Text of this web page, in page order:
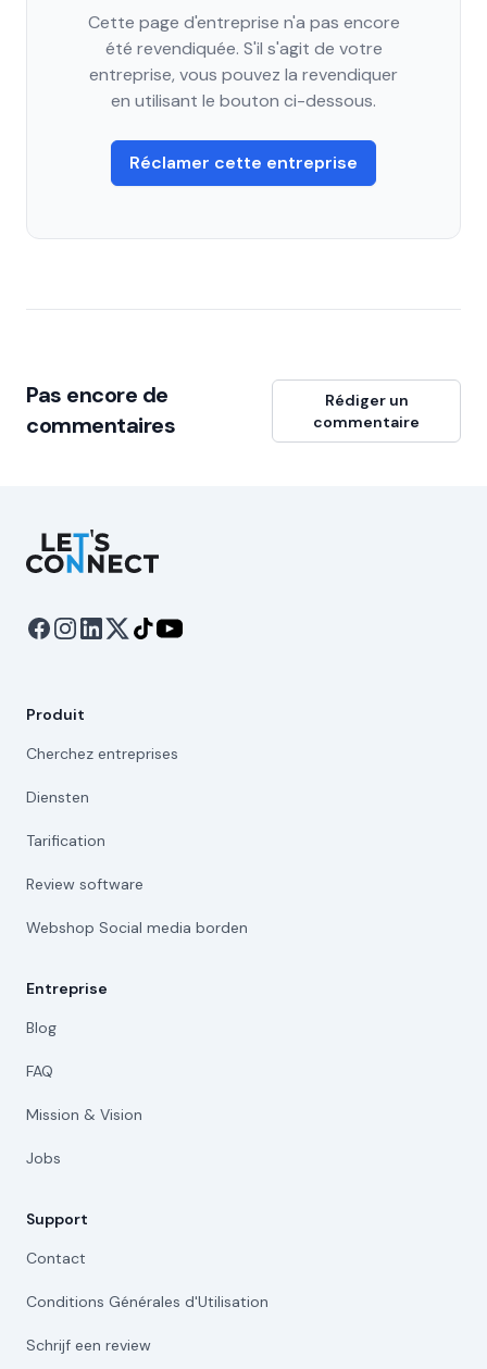
Cette page d'entreprise n'a pas encore
été revendiquée. S'il s'agit de votre
entreprise, vous pouvez la revendiquer
en utilisant le bouton ci-dessous.
Réclamer cette entreprise
Pas encore de
commentaires
Rédiger un
commentaire
Let's Connect
Produit
Cherchez entreprises
Diensten
Tarification
Review software
Webshop Social media borden
Entreprise
Blog
FAQ
Mission & Vision
Jobs
Support
Contact
Conditions Générales d'Utilisation
Schrijf een review